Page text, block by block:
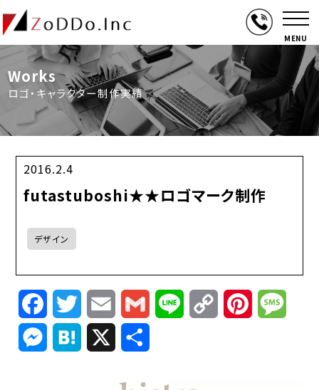
MENU
Works
ロゴ・キャラクター制作実績
2016.2.4
futastuboshi★★ロゴマーク制作
デザイン
FacebookTwitterEmail Gmail Line
Copy
Link
Pinterest
Messenger
Hatena